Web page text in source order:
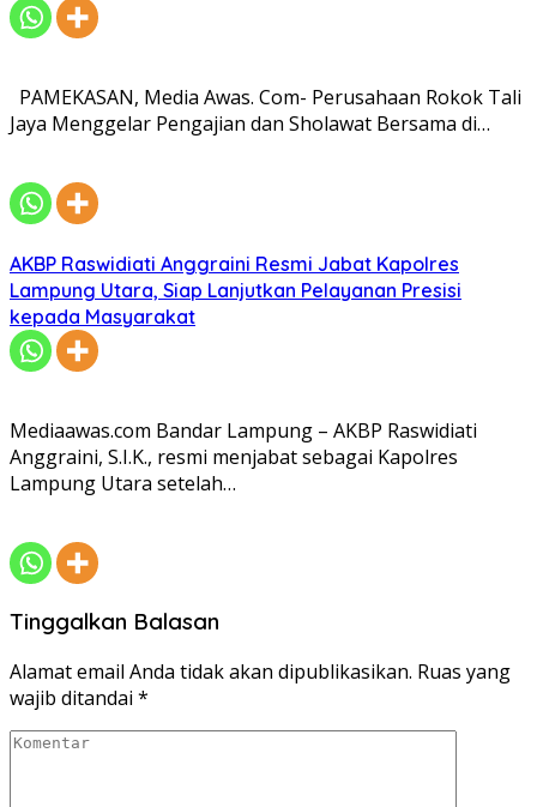
PAMEKASAN, Media Awas. Com- Perusahaan Rokok Tali
Jaya Menggelar Pengajian dan Sholawat Bersama di…
AKBP Raswidiati Anggraini Resmi Jabat Kapolres
Lampung Utara, Siap Lanjutkan Pelayanan Presisi
kepada Masyarakat
Mediaawas.com Bandar Lampung – AKBP Raswidiati
Anggraini, S.I.K., resmi menjabat sebagai Kapolres
Lampung Utara setelah…
Tinggalkan Balasan
Alamat email Anda tidak akan dipublikasikan. Ruas yang
wajib ditandai *